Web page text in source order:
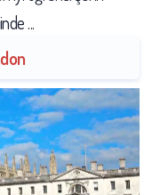
...